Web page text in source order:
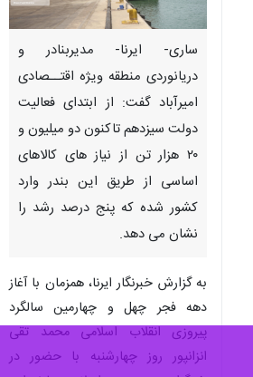
ساری- ایرنا- مدیربنادر و
دریانوردی منطقه ویژه اقتــصادی
امیرآباد گفت: از ابتدای فعالیت
دولت سیزدهم تاکنون دو میلیون و
۲۰ هزار تن از نیاز های کالاهای
اساسی از طریق این بندر وارد
کشور شده که پنج درصد رشد را
نشان می دهد.
به گزارش خبرنگار ایرنا، همزمان با آغاز
دهه فجر چهل و چهارمین سالگرد
پیروزی انقلاب اسلامی محمد تقی
انزانپور روز چهارشنبه با حضور در